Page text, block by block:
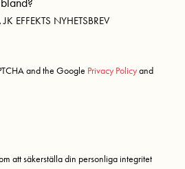
EFFEKTS NYHETSBREV
and the Google Privacy Policyand
att säkerställa din personliga integritet